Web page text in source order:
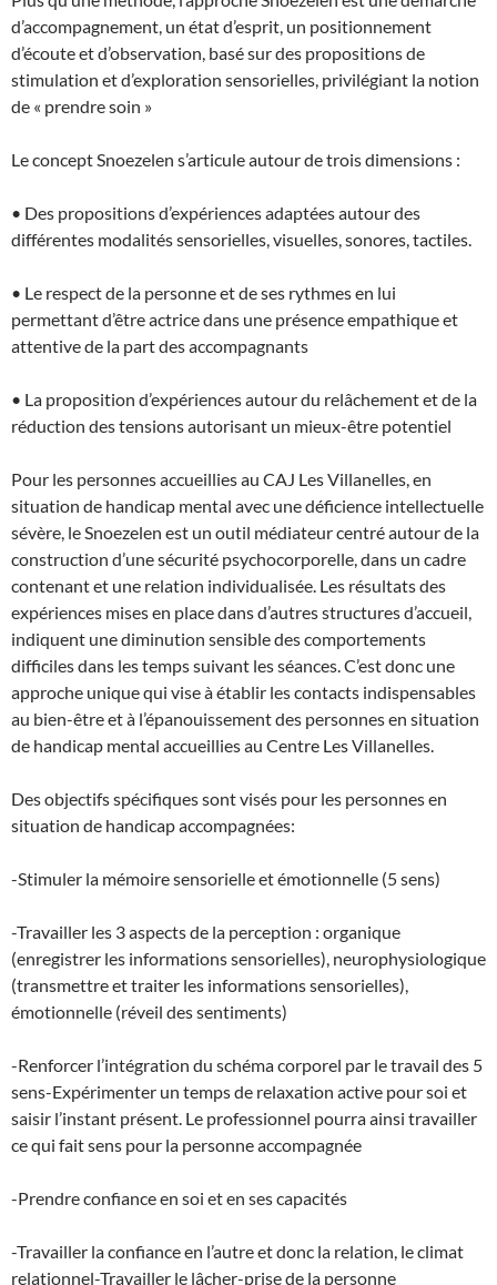
d’accompagnement, un état d’esprit, un positionnement
d’écoute et d’observation, basé sur des propositions de
stimulation et d’exploration sensorielles, privilégiant la notion
de « prendre soin »
Le concept Snoezelen s’articule autour de trois dimensions :
• Des propositions d’expériences adaptées autour des
différentes modalités sensorielles, visuelles, sonores, tactiles.
• Le respect de la personne et de ses rythmes en lui
permettant d’être actrice dans une présence empathique et
attentive de la part des accompagnants
• La proposition d’expériences autour du relâchement et de la
réduction des tensions autorisant un mieux-être potentiel
Pour les personnes accueillies au CAJ Les Villanelles, en
situation de handicap mental avec une déficience intellectuelle
sévère, le Snoezelen est un outil médiateur centré autour de la
construction d’une sécurité psychocorporelle, dans un cadre
contenant et une relation individualisée. Les résultats des
expériences mises en place dans d’autres structures d’accueil,
indiquent une diminution sensible des comportements
difficiles dans les temps suivant les séances. C’est donc une
approche unique qui vise à établir les contacts indispensables
au bien-être et à l’épanouissement des personnes en situation
de handicap mental accueillies au Centre Les Villanelles.
Des objectifs spécifiques sont visés pour les personnes en
situation de handicap accompagnées:
-Stimuler la mémoire sensorielle et émotionnelle (5 sens)
-Travailler les 3 aspects de la perception : organique
(enregistrer les informations sensorielles), neurophysiologique
(transmettre et traiter les informations sensorielles),
émotionnelle (réveil des sentiments)
-Renforcer l’intégration du schéma corporel par le travail des 5
sens-Expérimenter un temps de relaxation active pour soi et
saisir l’instant présent. Le professionnel pourra ainsi travailler
ce qui fait sens pour la personne accompagnée
-Prendre confiance en soi et en ses capacités
-Travailler la confiance en l’autre et donc la relation, le climat
relationnel-Travailler le lâcher-prise de la personne